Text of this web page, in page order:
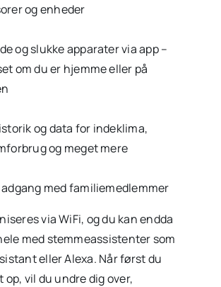
og enheder
og slukke apparater via app –
om du er hjemme eller på
og data for indeklima,
og meget mere
adgang med familiemedlemmer
via WiFi, og du kan endda
med stemmeassistenter som
eller Alexa. Når først du
op, vil du undre dig over,